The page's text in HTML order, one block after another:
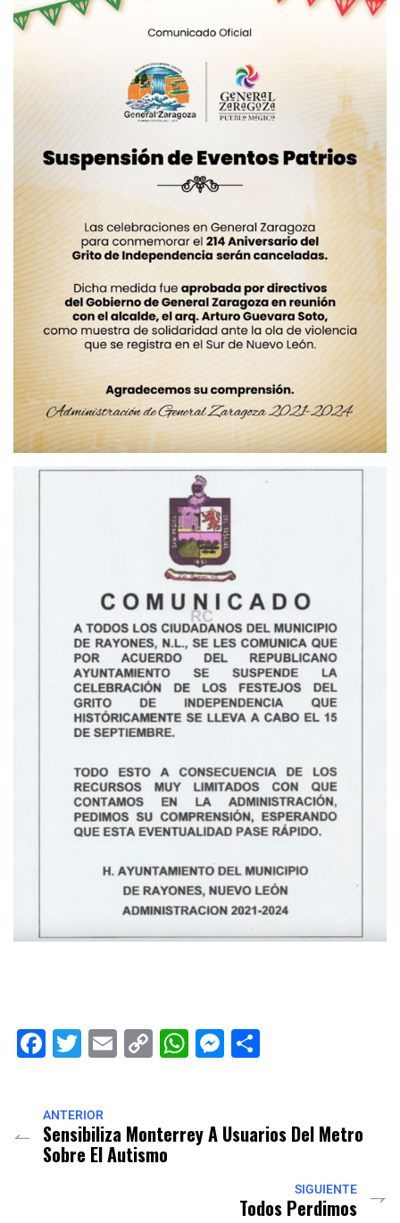
Facebook
Twitter
EmailCopyWhatsApp
Messenger
ANTERIOR
Sensibiliza Monterrey A Usuarios Del Metro
Sobre El Autismo
SIGUIENTE
Todos Perdimos